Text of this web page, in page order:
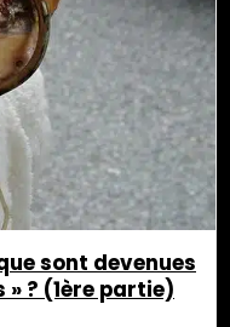
sont devenues
? (1ère partie)